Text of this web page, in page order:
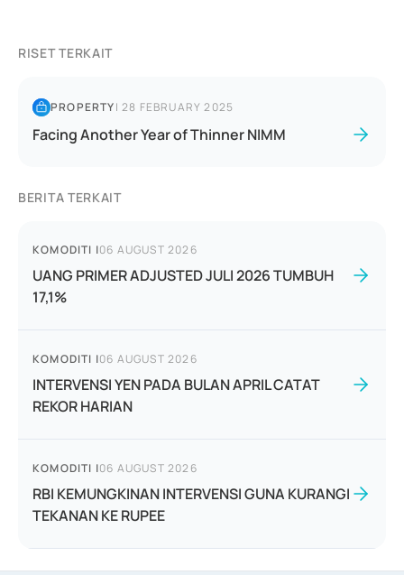
RISET TERKAIT
PROPERTY|28 FEBRUARY 2025
Facing Another Year of Thinner NIMM
BERITA TERKAIT
KOMODITI |06 AUGUST 2026
UANG PRIMER ADJUSTED JULI 2026 TUMBUH
17,1%
KOMODITI |06 AUGUST 2026
INTERVENSI YEN PADA BULAN APRIL CATAT
REKOR HARIAN
KOMODITI |06 AUGUST 2026
RBI KEMUNGKINAN INTERVENSI GUNA KURANGI
TEKANAN KE RUPEE